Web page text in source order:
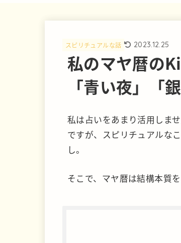
スピリチュアルな話 2023.12.25
私のマヤ暦の
「青い夜」「
私は占いをあまり活用しませ
ですが、スピリチュアルな
し。
そこで、マヤ暦は結構本質